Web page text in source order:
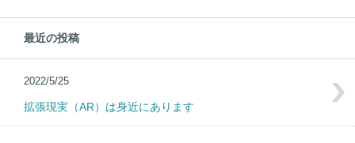
最近の投稿
2022/5/25
拡張現実（AR）は身近にあります